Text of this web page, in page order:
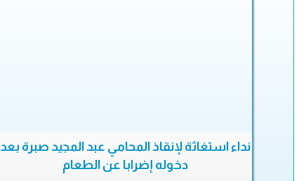
نداء استغاثة لإنقاذ المحامي عبد المجيد صبرة بعد
دخوله إضرابا عن الطعام